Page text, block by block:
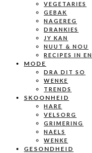
VEGETARIES
GEBAK
NAGEREG
DRANKIES
JY KAN
NUUT & NOU
RECIPES IN
MODE
DRA DIT SO
WENKE
TRENDS
SKOONHEID
HARE
VELSORG
GRIMERING
NAELS
WENKE
GESONDHEID